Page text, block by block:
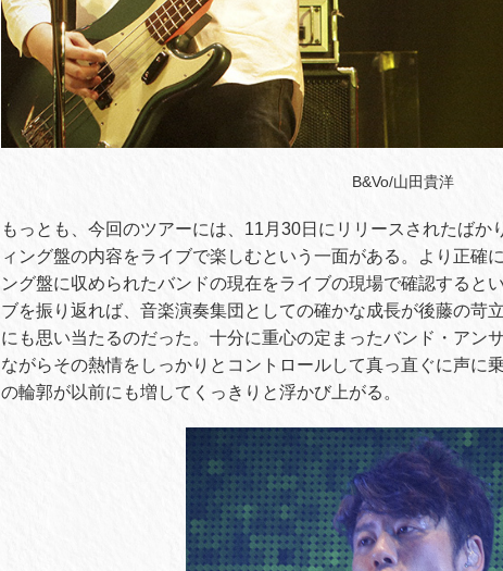
B&Vo/山田貴洋
もっとも、今回のツアーには、11月30日にリリースされたば
ィング盤の内容をライブで楽しむという一面がある。より正確
ング盤に収められたバンドの現在をライブの現場で確認すると
ブを振り返れば、音楽演奏集団としての確かな成長が後藤の苛
にも思い当たるのだった。十分に重心の定まったバンド・アン
ながらその熱情をしっかりとコントロールして真っ直ぐに声に
の輪郭が以前にも増してくっきりと浮かび上がる。